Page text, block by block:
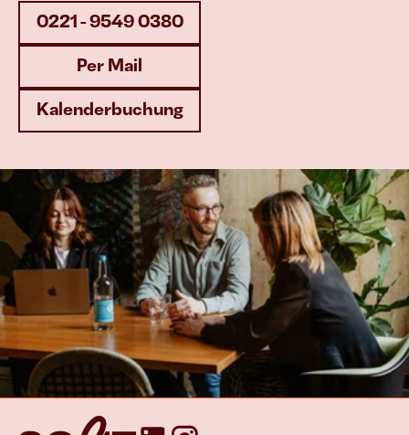
0221 - 9549 0380
Per Mail
Kalenderbuchung